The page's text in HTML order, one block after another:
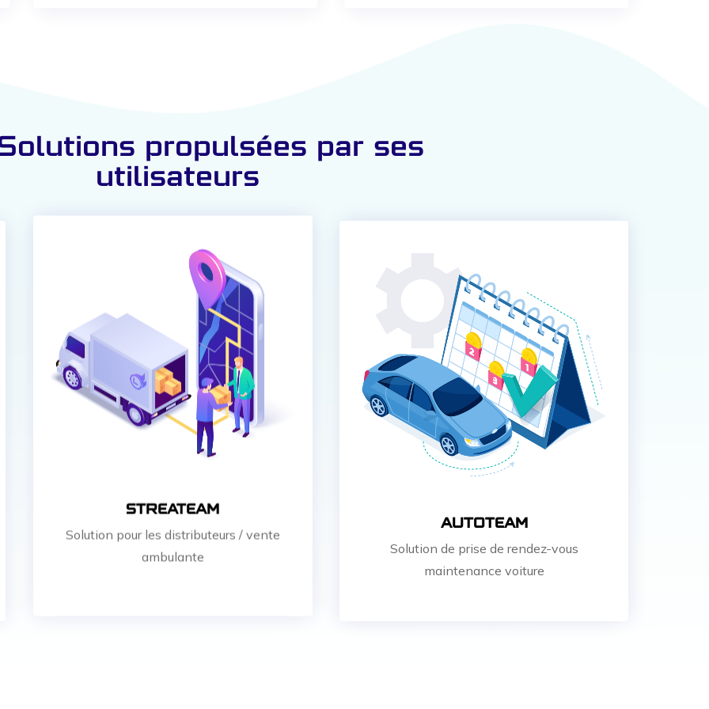
propulsées par ses
utilisateurs
AUTOTEAM
Solution de prise de rendez-vous
maintenance voiture
STREATEAM
Solution pour les distributeurs / vente
ambulante